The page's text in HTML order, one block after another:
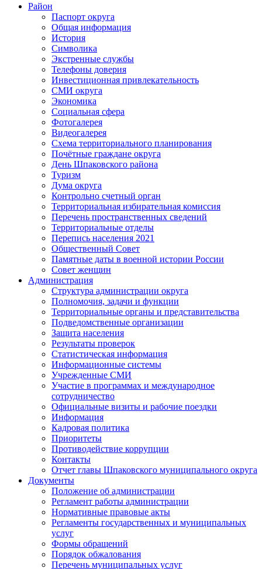
Район
Паспорт округа
Общая информация
История
Символика
Экстренные службы
Телефоны доверия
Инвестиционная привлекательность
СМИ округа
Экономика
Социальная сфера
Фотогалерея
Видеогалерея
Схема территориального планирования
Почётные граждане округа
День Шпаковского района
Туризм
Дума округа
Контрольно счетный орган
Территориальная избирательная комиссия
Перечень пространственных сведений
Территориальные отделы
Перепись населения 2021
Общественный Совет
Памятные даты в военной истории России
Совет женщин
Администрация
Структура администрации округа
Полномочия, задачи и функции
Территориальные органы и представительства
Подведомственные организации
Защита населения
Результаты проверок
Статистическая информация
Информационные системы
Учрежденные СМИ
Участие в программах и международное
сотрудничество
Официальные визиты и рабочие поездки
Информация
Кадровая политика
Приоритеты
Противодействие коррупции
Контакты
Отчет главы Шпаковского муниципального округа
Документы
Положение об администрации
Регламент работы администрации
Нормативные правовые акты
Регламенты государственных и муниципальных
услуг
Формы обращений
Порядок обжалования
Перечень муниципальных услуг